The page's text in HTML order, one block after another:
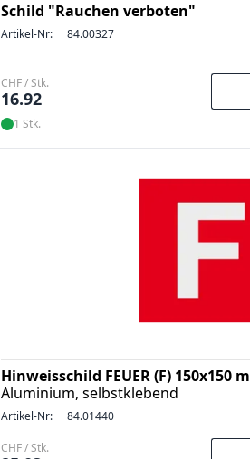
Schild "Rauchen verboten"
Artikel-Nr: 84.00327
CHF / Stk.
16.92
1 Stk.
Hinweisschild FEUER (F) 150x150
Aluminium, selbstklebend
Artikel-Nr: 84.01440
CHF / Stk.